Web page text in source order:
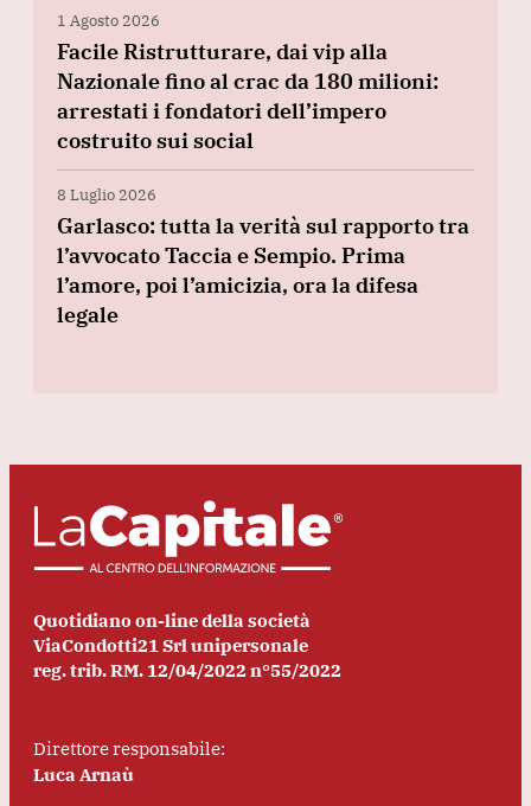
1 Agosto 2026
Facile Ristrutturare, dai vip alla
Nazionale fino al crac da 180 milioni:
arrestati i fondatori dell’impero
costruito sui social
8 Luglio 2026
Garlasco: tutta la verità sul rapporto tra
l’avvocato Taccia e Sempio. Prima
l’amore, poi l’amicizia, ora la difesa
legale
Quotidiano on-line della società
ViaCondotti21 Srl unipersonale
reg. trib. RM. 12/04/2022 n°55/2022
Direttore responsabile:
Luca Arnaù